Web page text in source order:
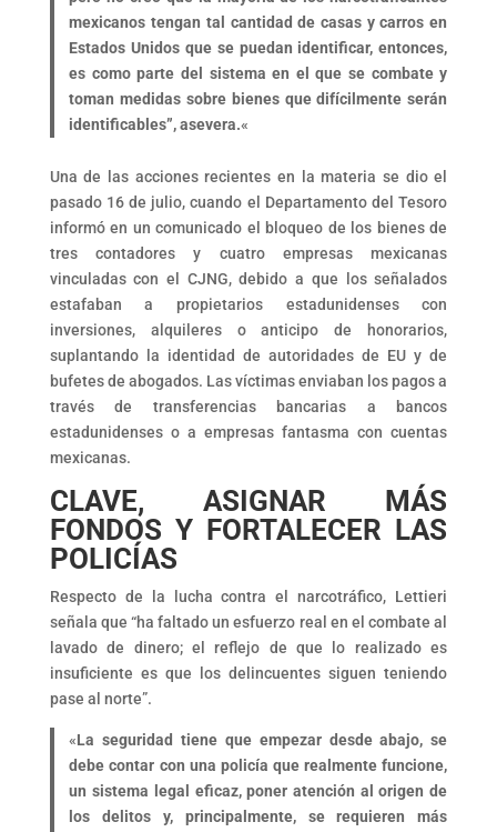
mexicanos tengan tal cantidad de casas y carros en
Estados Unidos que se puedan identificar, entonces,
es como parte del sistema en el que se combate y
toman medidas sobre bienes que difícilmente serán
identificables”, asevera.«
Una de las acciones recientes en la materia se dio el
pasado 16 de julio, cuando el Departamento del Tesoro
informó en un comunicado el bloqueo de los bienes de
tres contadores y cuatro empresas mexicanas
vinculadas con el CJNG, debido a que los señalados
estafaban a propietarios estadunidenses con
inversiones, alquileres o anticipo de honorarios,
suplantando la identidad de autoridades de EU y de
bufetes de abogados. Las víctimas enviaban los pagos a
través de transferencias bancarias a bancos
estadunidenses o a empresas fantasma con cuentas
mexicanas.
CLAVE, ASIGNAR MÁS
FONDOS Y FORTALECER LAS
POLICÍAS
Respecto de la lucha contra el narcotráfico, Lettieri
señala que “ha faltado un esfuerzo real en el combate al
lavado de dinero; el reflejo de que lo realizado es
insuficiente es que los delincuentes siguen teniendo
pase al norte”.
«La seguridad tiene que empezar desde abajo, se
debe contar con una policía que realmente funcione,
un sistema legal eficaz, poner atención al origen de
los delitos y, principalmente, se requieren más